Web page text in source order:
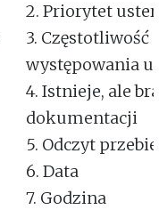
2. Priorytet
3. Częstotliwość
występowania
4. Istnieje, ale
dokumentacji
5. Odczyt
6. Data
7. Godzina